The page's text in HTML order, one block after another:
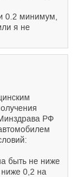
0.2 минимум,
я не
РФ
быть не ниже
ниже 0,2 на